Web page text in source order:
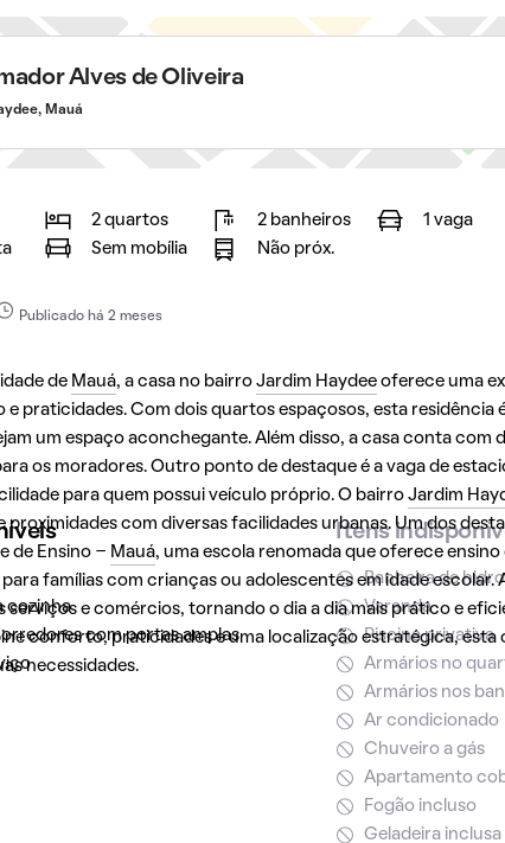
Alves de Oliveira
Mauá
2 quartos 2 banheiros 1 vaga
Sem mobília Não próx.
Publicado há 2 meses
de Mauá, a casa no bairro Jardim Haydeeoferece uma
praticidades. Com dois quartos espaçosos, esta residência
um espaço aconchegante. Além disso, a casa conta com
os moradores. Outro ponto de destaque é a vaga de
para quem possui veículo próprio. O bairro Jardim
proximidades com diversas facilidades urbanas. Um dos
de Ensino - Mauá, uma escola renomada que oferece ensino
famílias com crianças ou adolescentes em idade escolar.
serviços e comércios, tornando o dia a dia mais prático e
conforto, praticidades e uma localização estratégica, esta
necessidades.
cozinha
com portas amplas
Itens
Banheira de
Varanda
Piscina privativa
Armários no
Armários nos
Ar condicionado
Chuveiro a gás
Apartamento
Fogão incluso
Geladeira inclusa